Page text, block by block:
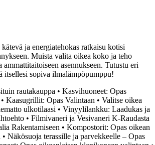
ja energiatehokas ratkaisu kotisi
Muista valita oikea koko ja teho
ammattitaitoiseen asennukseen. Tutustu eri
itsellesi sopiva ilmalämpöpumppu!
rautakauppa • Kasvihuoneet: Opas
• Kaasugrillit: Opas Valintaan • Valitse oikea
ulkotilaasi • Vinyylilankku: Laadukas ja
• Filmivaneri ja Vesivaneri K-Raudasta
Rakentamiseen • Kompostorit: Opas oikean
• Näkösuoja terassille ja parvekkeelle – Opas